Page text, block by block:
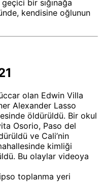
bir sığınağa
kendisine oğlunun
olan Edwin Villa
Alexander Lasso
öldürüldü. Bir okul
Osorio, Paso del
ve Cali’nin
kimliği
Bu olaylar videoya
toplanma yeri